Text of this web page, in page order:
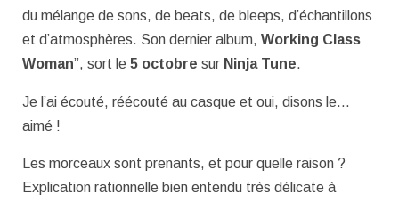
du mélange de sons, de beats, de bleeps, d’échantillons
et d’atmosphères. Son dernier album, Working Class
Woman”, sort le 5 octobre sur Ninja Tune.
Je l’ai écouté, réécouté au casque et oui, disons le…
aimé !
Les morceaux sont prenants, et pour quelle raison ?
Explication rationnelle bien entendu très délicate à